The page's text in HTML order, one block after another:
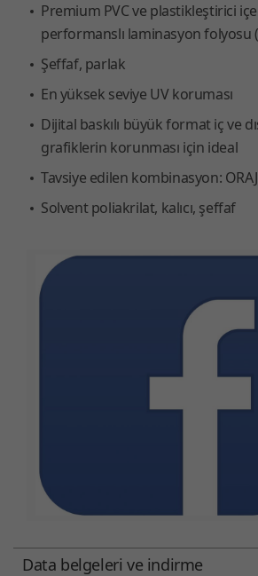
Premium PVC ve plastikleştirici
performanslı laminasyon folyosu
Şeffaf, parlak
En yüksek seviye UV koruması
Dijital baskılı büyük format iç ve
grafiklerin korunması için ideal
Tavsiye edilen kombinasyon:
Solvent poliakrilat, kalıcı, şeffaf
Data belgeleri ve indirme